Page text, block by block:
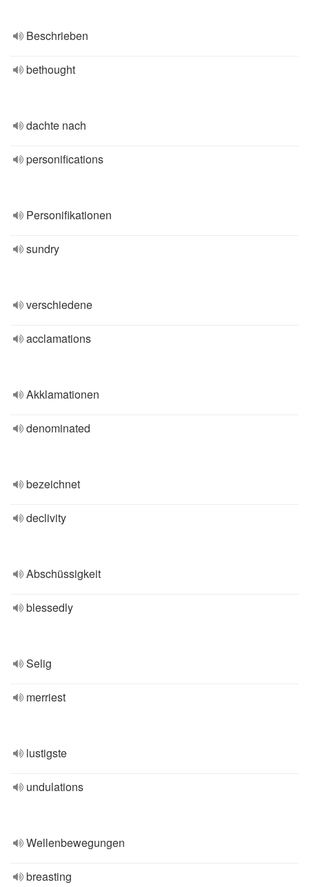
Beschrieben
bethought
dachte nach
personifications
Personifikationen
sundry
verschiedene
acclamations
Akklamationen
denominated
bezeichnet
declivity
Abschüssigkeit
blessedly
Selig
merriest
lustigste
undulations
Wellenbewegungen
breasting